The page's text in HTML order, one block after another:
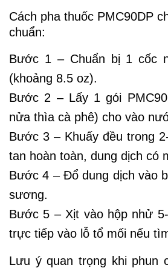
Cách pha thuốc PMC90DP
chuẩn:
Bước 1 – Chuẩn bị 1 cốc
(khoảng 8.5 oz).
Bước 2 – Lấy 1 gói
nửa thìa cà phê) cho vào
Bước 3 – Khuấy đều trong
tan hoàn toàn, dung dịch có
Bước 4 – Đổ dung dịch vào
sương.
Bước 5 – Xịt vào hộp nhử
trực tiếp vào lỗ tổ mối nếu
Lưu ý quan trọng khi phun